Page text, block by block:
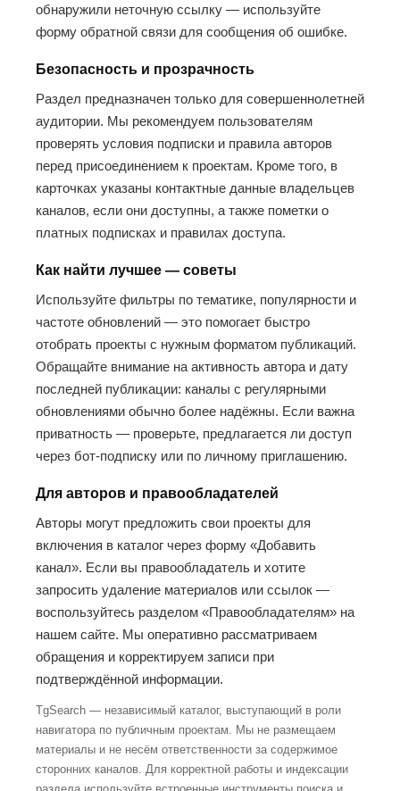
обнаружили неточную ссылку — используйте
форму обратной связи для сообщения об ошибке.
Безопасность и прозрачность
Раздел предназначен только для совершеннолетней
аудитории. Мы рекомендуем пользователям
проверять условия подписки и правила авторов
перед присоединением к проектам. Кроме того, в
карточках указаны контактные данные владельцев
каналов, если они доступны, а также пометки о
платных подписках и правилах доступа.
Как найти лучшее — советы
Используйте фильтры по тематике, популярности и
частоте обновлений — это помогает быстро
отобрать проекты с нужным форматом публикаций.
Обращайте внимание на активность автора и дату
последней публикации: каналы с регулярными
обновлениями обычно более надёжны. Если важна
приватность — проверьте, предлагается ли доступ
через бот-подписку или по личному приглашению.
Для авторов и правообладателей
Авторы могут предложить свои проекты для
включения в каталог через форму «Добавить
канал». Если вы правообладатель и хотите
запросить удаление материалов или ссылок —
воспользуйтесь разделом «Правообладателям» на
нашем сайте. Мы оперативно рассматриваем
обращения и корректируем записи при
подтверждённой информации.
TgSearch — независимый каталог, выступающий в роли
навигатора по публичным проектам. Мы не размещаем
материалы и не несём ответственности за содержимое
сторонних каналов. Для корректной работы и индексации